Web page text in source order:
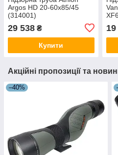
Argos HD 20-60x85/45
(314001)
29 538 ₴
Купити
19
Акційні пропозиції та
–40%